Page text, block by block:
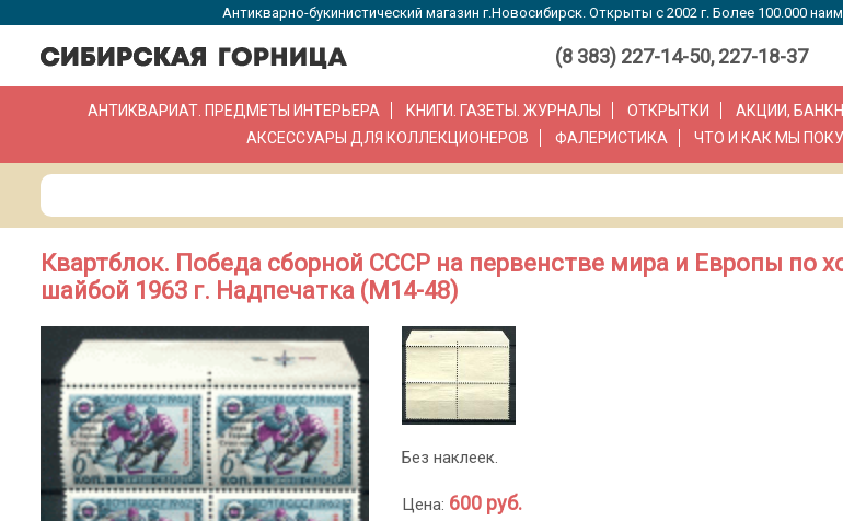
Антикварно-букинистический магазин г.Новосибирск. Открыты с 2002 г. Более 100.000
(8 383) 227-14-50, 227-18-37
АНТИКВАРИАТ. ПРЕДМЕТЫ ИНТЕРЬЕРА КНИГИ. ГАЗЕТЫ. ЖУРНАЛЫ ОТКРЫТКИ АКЦИИ,
АКСЕССУАРЫ ДЛЯ КОЛЛЕКЦИОНЕРОВ
ФАЛЕРИСТИКА ЧТО И КАК МЫ
Квартблок. Победа сборной СССР на первенстве мира и Европы по
шайбой 1963 г. Надпечатка (М14-48)
Без наклеек.
Цена: 600 руб.